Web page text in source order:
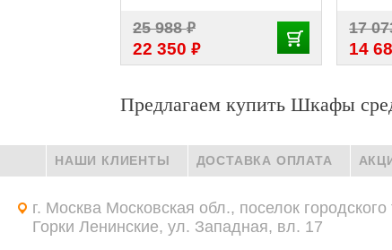
25 988₽
22 350 ₽
17
14
Предлагаем купить Шкафы
НАШИ КЛИЕНТЫ ДОСТАВКА ОПЛАТА
г. Москва Московская обл., поселок городского
Горки Ленинские, ул. Западная, вл. 17